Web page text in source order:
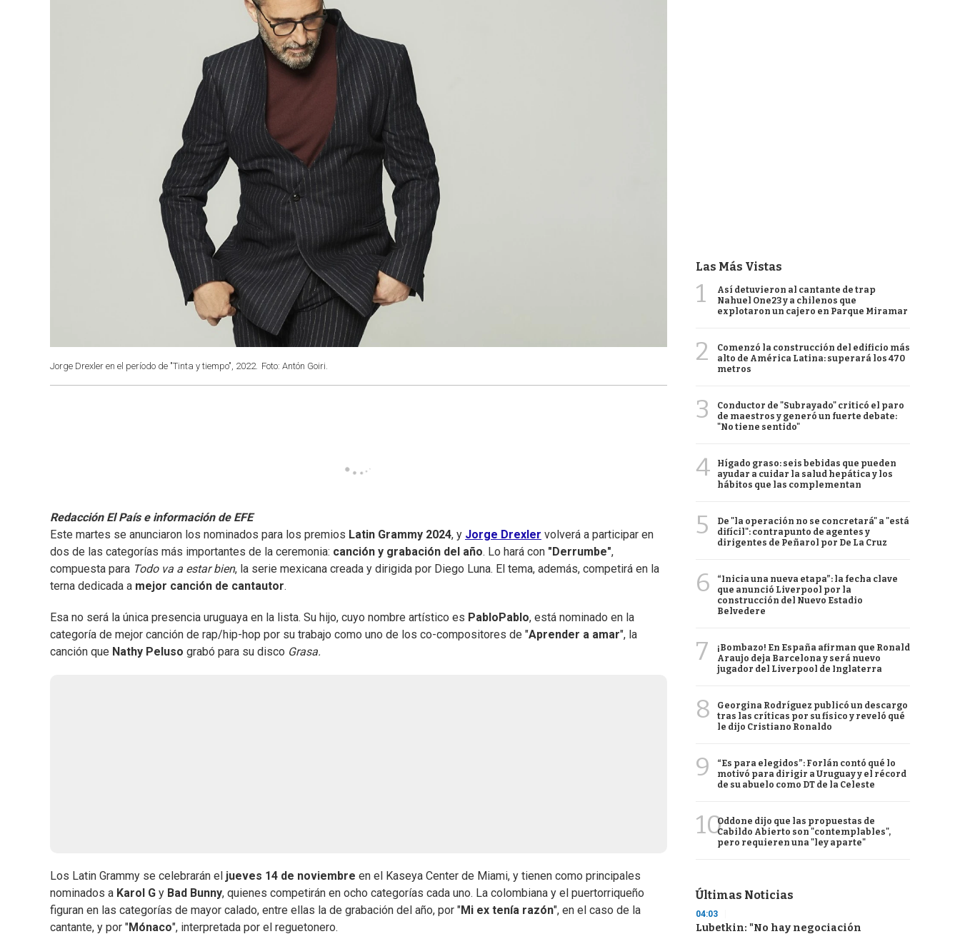
Jorge Drexler en el período de "Tinta y tiempo", 2022. Foto: Antón Goiri.
Redacción El País e información de EFE
Este martes se anunciaron los nominados para los premios Latin Grammy 2024, y Jorge Drexler volverá a participar en
dos de las categorías más importantes de la ceremonia: canción y grabación del año. Lo hará con "Derrumbe",
compuesta para Todo va a estar bien, la serie mexicana creada y dirigida por Diego Luna. El tema, además, competirá en la
terna dedicada a mejor canción de cantautor.
Esa no será la única presencia uruguaya en la lista. Su hijo, cuyo nombre artístico es PabloPablo, está nominado en la
categoría de mejor canción de rap/hip-hop por su trabajo como uno de los co-compositores de "Aprender a amar", la
canción que Nathy Peluso grabó para su disco Grasa.
Los Latin Grammy se celebrarán el jueves 14 de noviembre en el Kaseya Center de Miami, y tienen como principales
nominados a Karol G y Bad Bunny, quienes competirán en ocho categorías cada uno. La colombiana y el puertorriqueño
figuran en las categorías de mayor calado, entre ellas la de grabación del año, por "Mi ex tenía razón", en el caso de la
cantante, y por "Mónaco", interpretada por el reguetonero.
Las Más Vistas
1
Así detuvieron al cantante de trap
Nahuel One23 y a chilenos que
explotaron un cajero en Parque Miramar
2
Comenzó la construcción del edificio más
alto de América Latina: superará los 470
metros
3
Conductor de "Subrayado" criticó el paro
de maestros y generó un fuerte debate:
"No tiene sentido"
4
Hígado graso: seis bebidas que pueden
ayudar a cuidar la salud hepática y los
hábitos que las complementan
5
De "la operación no se concretará" a "está
difícil": contrapunto de agentes y
dirigentes de Peñarol por De La Cruz
6
“Inicia una nueva etapa”: la fecha clave
que anunció Liverpool por la
construcción del Nuevo Estadio
Belvedere
7
¡Bombazo! En España afirman que Ronald
Araujo deja Barcelona y será nuevo
jugador del Liverpool de Inglaterra
8
Georgina Rodríguez publicó un descargo
tras las críticas por su físico y reveló qué
le dijo Cristiano Ronaldo
9
“Es para elegidos”: Forlán contó qué lo
motivó para dirigir a Uruguay y el récord
de su abuelo como DT de la Celeste
10Oddone dijo que las propuestas de
Cabildo Abierto son "contemplables",
pero requieren una "ley aparte"
Últimas Noticias
04:03
Lubetkin: "No hay negociación